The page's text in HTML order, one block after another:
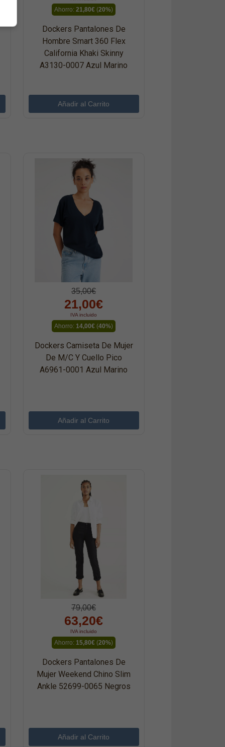
Ahorro: 21,80€ (20%)
Dockers Pantalones De
Hombre Smart 360 Flex
California Khaki Skinny
A3130-0007 Azul Marino
35,00€
21,00€
IVA incluido
Ahorro: 14,00€ (40%)
Dockers Camiseta De Mujer
De M/c Y Cuello Pico
A6961-0001 Azul Marino
79,00€
63,20€
IVA incluido
Ahorro: 15,80€ (20%)
Dockers Pantalones De
Mujer Weekend Chino Slim
Ankle 52699-0065 Negros